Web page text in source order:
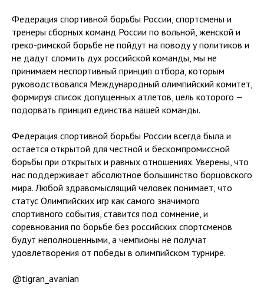
Федерация спортивной борьбы России, спортсмены и
тренеры сборных команд России по вольной, женской и
греко-римской борьбе не пойдут на поводу у политиков и
не дадут сломить дух российской команды, мы не
принимаем неспортивный принцип отбора, которым
руководствовался Международный олимпийский комитет,
формируя список допущенных атлетов, цель которого —
подорвать принцип единства нашей команды.
Федерация спортивной борьбы России всегда была и
остается открытой для честной и бескомпромиссной
борьбы при открытых и равных отношениях. Уверены, что
нас поддерживает абсолютное большинство борцовского
мира. Любой здравомыслящий человек понимает, что
статус Олимпийских игр как самого значимого
спортивного события, ставится под сомнение, и
соревнования по борьбе без российских спортсменов
будут неполноценными, а чемпионы не получат
удовлетворения от победы в олимпийском турнире.
@tigran_avanian